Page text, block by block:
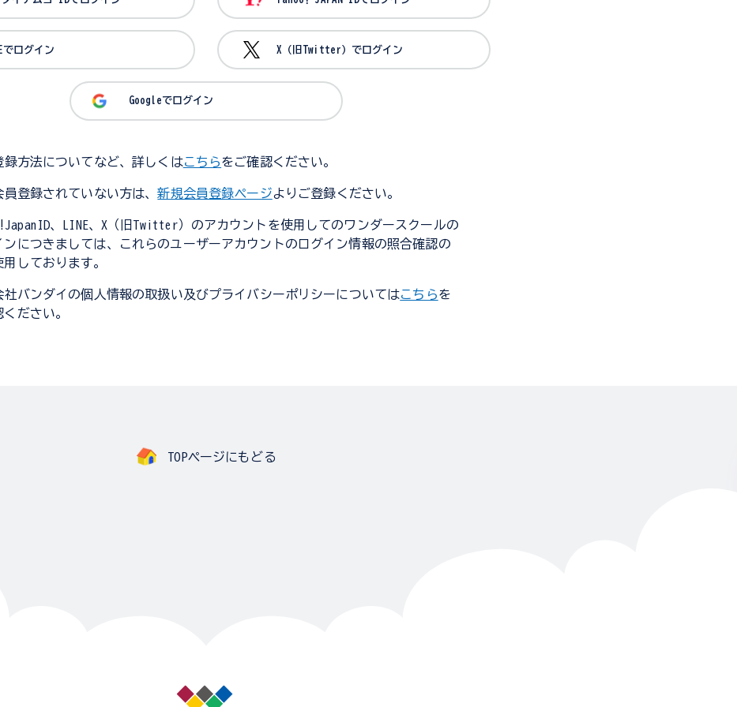
でログイン X（旧Twitter）でログイン
Googleでログイン
方法についてなど、詳しくはこちらをご確認ください。
登録されていない方は、新規会員登録ページよりご登録ください。
、LINE、X（旧Twitter）のアカウントを使用してのワンダースクールの
ンにつきましては、これらのユーザーアカウントのログイン情報の照合確認の
用しております。
バンダイの個人情報の取扱い及びプライバシーポリシーについてはこちらを
ださい。
TOPページにもどる